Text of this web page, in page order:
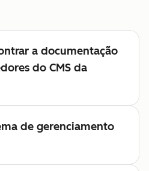
a documentação
do CMS da
de gerenciamento